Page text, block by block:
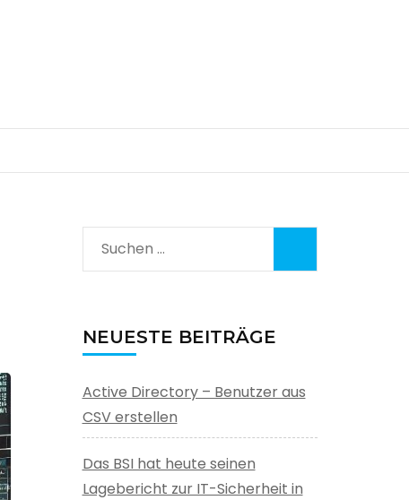
Suchen
nach:
NEUESTE BEITRÄGE
Active Directory – Benutzer aus
CSV erstellen
Das BSI hat heute seinen
Lagebericht zur IT-Sicherheit in